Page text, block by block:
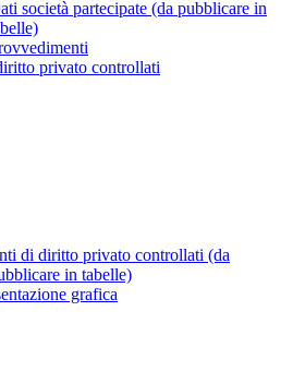
società partecipate (da pubblicare in
privato controllati
di diritto privato controllati (da
in tabelle)
grafica